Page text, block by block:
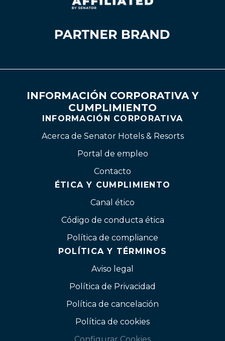
INFORMACIÓN CORPORATIVA Y
CUMPLIMIENTO
INFORMACIÓN CORPORATIVA
Acerca de Senator Hotels & Resorts
Portal de empleo
Contacto
ÉTICA Y CUMPLIMIENTO
Canal ético
Código de conducta ética
Política de compliance
POLÍTICA Y TÉRMINOS
Aviso legal
Política de Privacidad
Política de cancelación
Política de cookies